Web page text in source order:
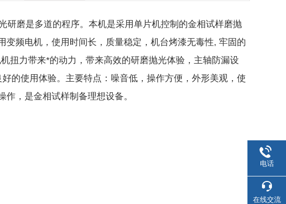
研磨是多道的程序。本机是采用单片机控制的金相试样磨抛
变频电机， 使用时间长，质量稳定，机台烤漆无毒性, 牢固的
扭力带来*的动力，带来高效的研磨抛光体验，主轴防漏设
的使用体验。主要特点：噪音低，操作方便，外形美观，使
，是金相试样制备理想设备。
电话
在线交流